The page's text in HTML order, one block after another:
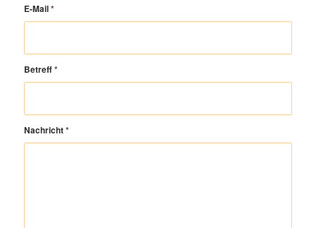
E-Mail*
Betreff*
Nachricht*